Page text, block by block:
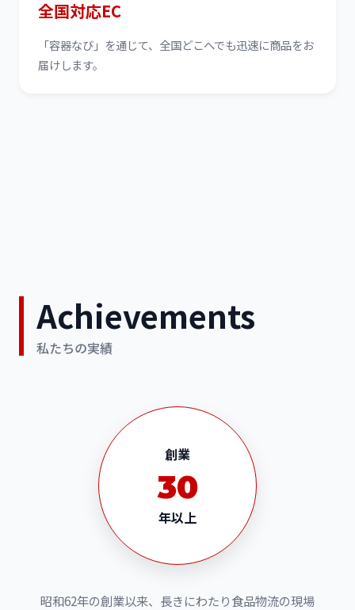
全国対応EC
「容器なび」を通じて、全国どこへでも迅速に商品をお
届けします。
Achievements
私たちの実績
創業
30
年以上
昭和62年の創業以来、長きにわたり食品物流の現場